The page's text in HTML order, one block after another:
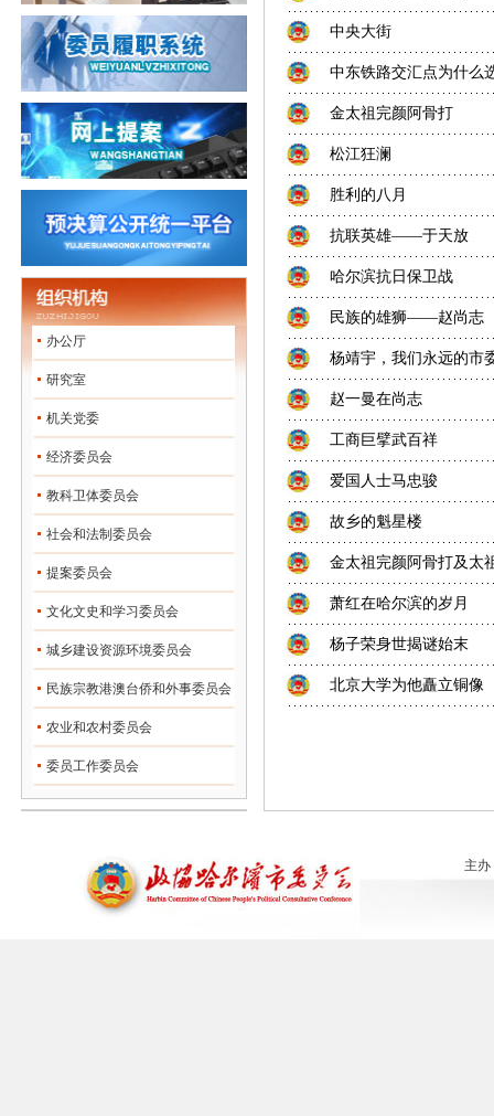
办公厅
研究室
机关党委
经济委员会
教科卫体委员会
社会和法制委员会
提案委员会
文化文史和学习委员会
城乡建设资源环境委员会
民族宗教港澳台侨和外事委员会
农业和农村委员会
委员工作委员会
中央大街
中东铁路交汇点为什么
金太祖完颜阿骨打
松江狂澜
胜利的八月
抗联英雄——于天放
哈尔滨抗日保卫战
民族的雄狮——赵尚志
杨靖宇，我们永远的市
赵一曼在尚志
工商巨擘武百祥
爱国人士马忠骏
故乡的魁星楼
金太祖完颜阿骨打及太
萧红在哈尔滨的岁月
杨子荣身世揭谜始末
北京大学为他矗立铜像
主